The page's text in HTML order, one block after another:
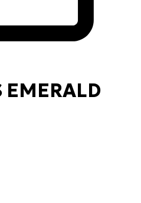
EMERALD